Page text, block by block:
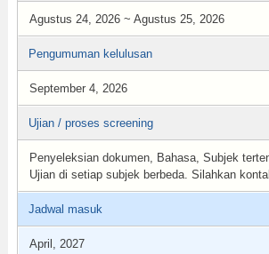
Agustus 24, 2026 ~ Agustus 25, 2026
Pengumuman kelulusan
September 4, 2026
Ujian / proses screening
Penyeleksian dokumen, Bahasa, Subjek
Ujian di setiap subjek berbeda. Silahkan
Jadwal masuk
April, 2027